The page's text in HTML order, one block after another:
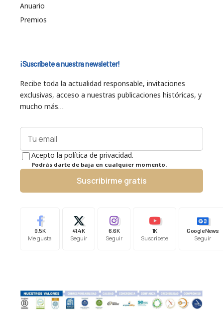
Anuario
Premios
¡Suscríbete a nuestra newsletter!
Recibe toda la actualidad responsable, invitaciones
exclusivas, acceso a nuestras publicaciones históricas, y
mucho más…
Acepto la política de privacidad.
Podrás darte de baja en cualquier momento.
Suscribirme gratis
9.5K
Me gusta
41.4K
Seguir
6.6K
Seguir
1K
Suscríbete
Google News
Seguir